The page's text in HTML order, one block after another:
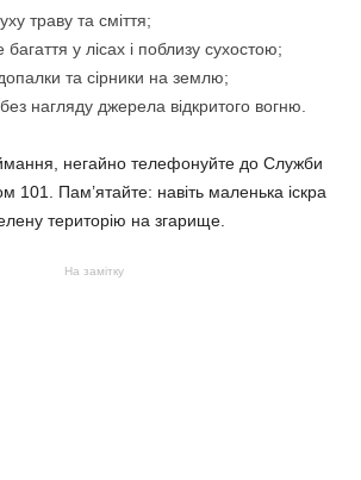
траву та сміття;
у лісах і поблизу сухостою;
та сірники на землю;
нагляду джерела відкритого вогню.
негайно телефонуйте до Служби
101. Пам’ятайте: навіть маленька іскра
територію на згарище.
На замітку